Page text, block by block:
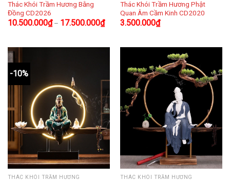
Thác Khói Trầm Hương Bằng
Đồng CD2026
10.500.000₫– 17.500.000₫
Thác Khói Trầm Hương Phật
Quan Âm Cầm Kinh CD2020
3.500.000₫
-10%
THÁC KHÓI TRẦM HƯƠNG THÁC KHÓI TRẦM HƯƠNG